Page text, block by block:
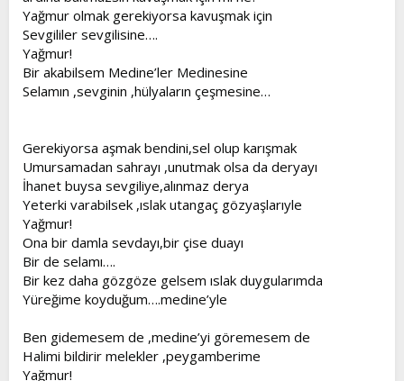
Yağmur olmak gerekiyorsa kavuşmak için
Sevgililer sevgilisine….
Yağmur!
Bir akabilsem Medine’ler Medinesine
Selamın ,sevginin ,hülyaların çeşmesine…
Gerekiyorsa aşmak bendini,sel olup karışmak
Umursamadan sahrayı ,unutmak olsa da deryayı
İhanet buysa sevgiliye,alınmaz derya
Yeterki varabilsek ,ıslak utangaç gözyaşlarıyle
Yağmur!
Ona bir damla sevdayı,bir çise duayı
Bir de selamı….
Bir kez daha gözgöze gelsem ıslak duygularımda
Yüreğime koyduğum….medine’yle
Ben gidemesem de ,medine’yi göremesem de
Halimi bildirir melekler ,peygamberime
Yağmur!